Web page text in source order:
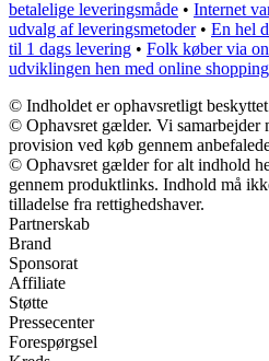
betalelige leveringsmåde • Internet
udvalg af leveringsmetoder• En hel
til 1 dags levering • Folk køber via
udviklingen hen med online
© Indholdet er ophavsretligt
© Ophavsret gælder. Vi samarbejder
provision ved køb gennem
© Ophavsret gælder for alt indhold
gennem produktlinks. Indhold må
tilladelse fra rettighedshaver.
Partnerskab
Brand
Sponsorat
Affiliate
Støtte
Pressecenter
Forespørgsel